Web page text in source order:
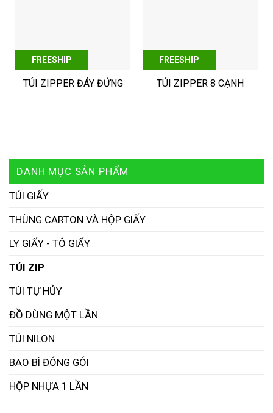
FREESHIP
TÚI ZIPPER ĐÁY ĐỨNG
FREESHIP
TÚI ZIPPER 8 CẠNH
DANH MỤC SẢN PHẨM
TÚI GIẤY
THÙNG CARTON VÀ HỘP GIẤY
LY GIẤY - TÔ GIẤY
TÚI ZIP
TÚI TỰ HỦY
ĐỒ DÙNG MỘT LẦN
TÚI NILON
BAO BÌ ĐÓNG GÓI
HỘP NHỰA 1 LẦN